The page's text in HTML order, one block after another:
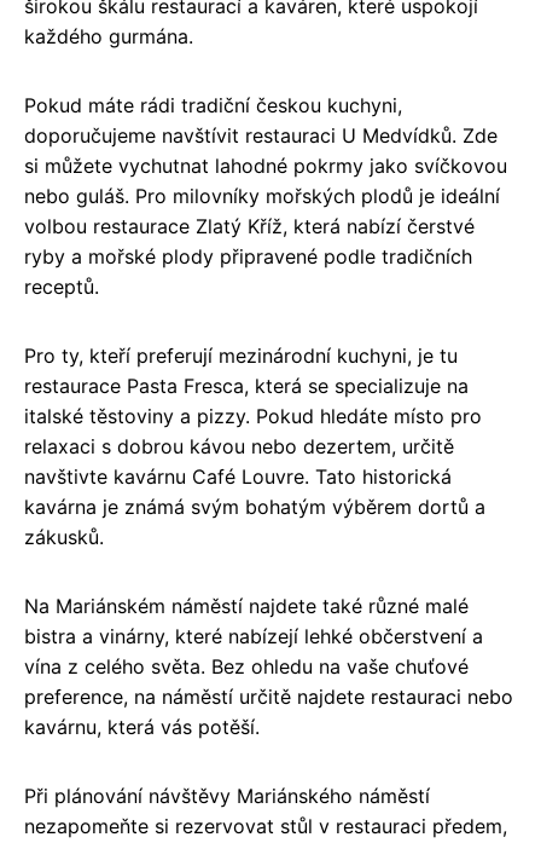
širokou škálu restaurací a kaváren, které uspokojí
každého gurmána.
Pokud máte rádi tradiční českou kuchyni,
doporučujeme navštívit restauraci U Medvídků. Zde
si můžete vychutnat lahodné pokrmy jako svíčkovou
nebo guláš. Pro milovníky mořských plodů je ideální
volbou restaurace Zlatý Kříž, která nabízí čerstvé
ryby a mořské plody připravené podle tradičních
receptů.
Pro ty, kteří preferují mezinárodní kuchyni, je tu
restaurace Pasta Fresca, která se specializuje na
italské těstoviny a pizzy. Pokud hledáte místo pro
relaxaci s dobrou kávou nebo dezertem, určitě
navštivte kavárnu Café Louvre. Tato historická
kavárna je známá svým bohatým výběrem dortů a
zákusků.
Na Mariánském náměstí najdete také různé malé
bistra a vinárny, které nabízejí lehké občerstvení a
vína z celého světa. Bez ohledu na vaše chuťové
preference, na náměstí určitě najdete restauraci nebo
kavárnu, která vás potěší.
Při plánování návštěvy Mariánského náměstí
nezapomeňte si rezervovat stůl v restauraci předem,